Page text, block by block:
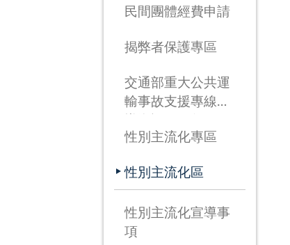
民間團體經費申請
揭弊者保護專區
交通部重大公共運
輸事故支援專線宣
26日啟用)
性別主流化專區
性別主流化區
性別主流化宣導事
項